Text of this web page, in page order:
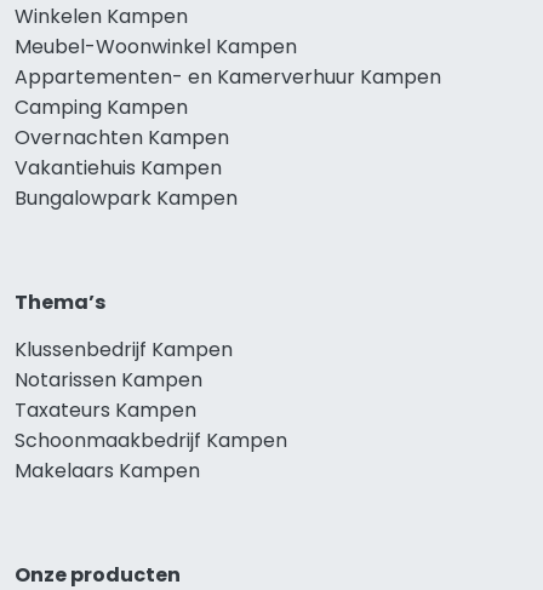
Winkelen Kampen
Meubel-Woonwinkel Kampen
Appartementen- en Kamerverhuur Kampen
Camping Kampen
Overnachten Kampen
Vakantiehuis Kampen
Bungalowpark Kampen
Thema’s
Klussenbedrijf Kampen
Notarissen Kampen
Taxateurs Kampen
Schoonmaakbedrijf Kampen
Makelaars Kampen
Onze producten